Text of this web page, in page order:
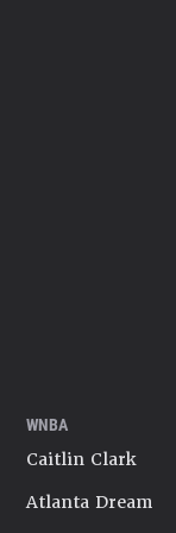
WNBA
Caitlin Clark
Atlanta Dream